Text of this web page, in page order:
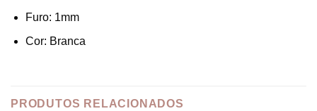
Furo: 1mm
Cor: Branca
PRODUTOS RELACIONADOS